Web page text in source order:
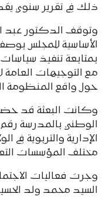
ذلك في تقرير سنوي
وتوقف الدكتور عبد
الأساسية للمجلس
بمتابعة تنفيذ
مع التوجيهات العامة
حول واقع المنظومة
وكانت البعثة قد
الإدارية والتربوية في
مختلف المؤسسات
وجرت فعاليات
السيد محمد ولد